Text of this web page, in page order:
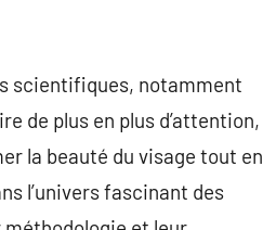
scientifiques, notamment
de plus en plus d’attention,
la beauté du visage tout en
l’univers fascinant des